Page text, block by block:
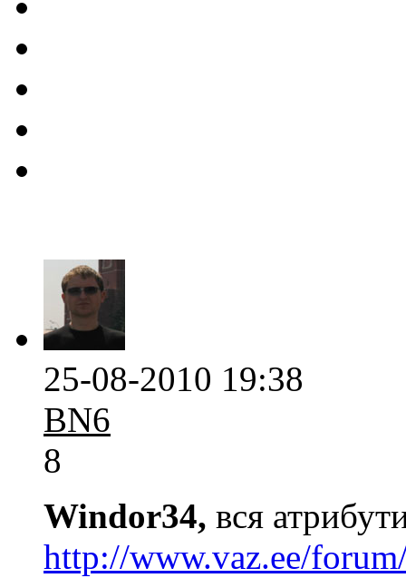
25-08-2010 19:38
BN6
8
Windor34, вся
http://www.vaz.ee/